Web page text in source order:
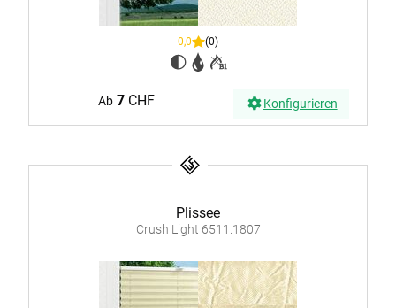
0,0 (0)
Ab 7CHF Konfigurieren
Plissee
Crush Light 6511.1807